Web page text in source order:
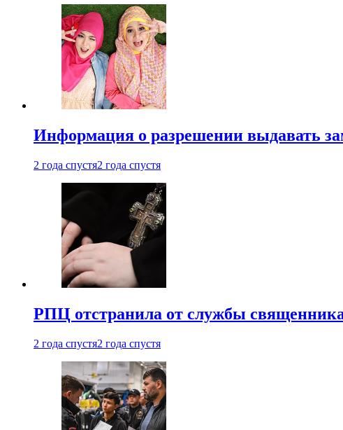
Информация о разрешении выдавать
2 года спустя2 года спустя
РПЦ отстранила от службы
2 года спустя2 года спустя